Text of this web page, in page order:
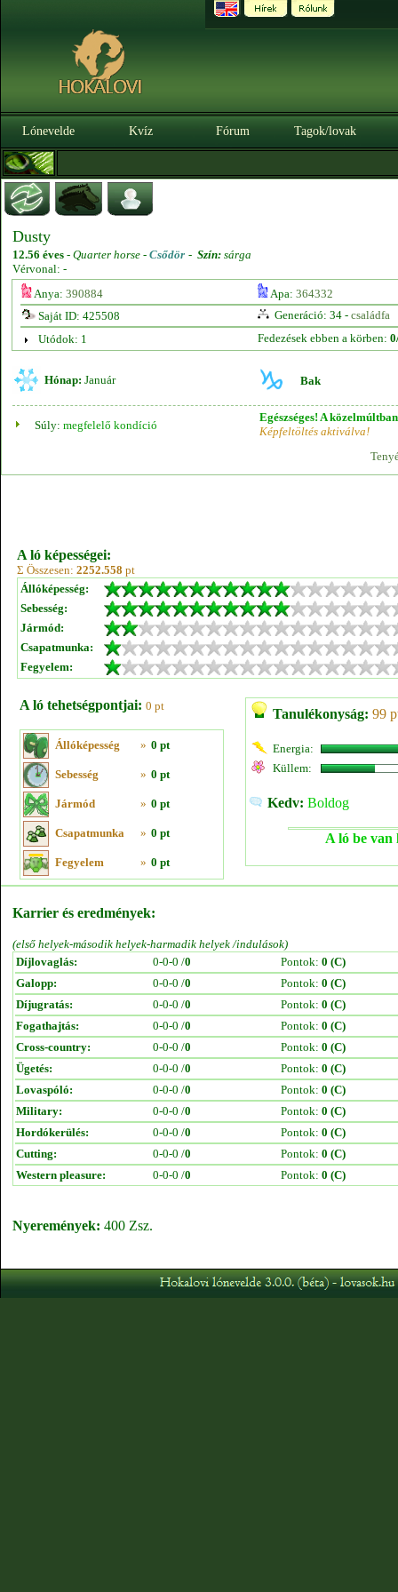
Lónevelde Kvíz Fórum Tagok/lovak
Dusty
12.56 éves - Quarter horse - Csődör - Szín: sárga
Vérvonal: -
Anya: 390884 Apa: 364332
Saját ID: 425508
Generáció: 34 - családfa
Utódok: 1
Fedezések ebben a körben:
Hónap: Január Bak
Súly: megfelelő kondíció
Egészséges! A
Képfeltöltés aktiválva!
A ló képességei:
Σ Összesen: 2252.558 pt
Állóképesség:
Sebesség:
Jármód:
Csapatmunka:
Fegyelem:
A ló tehetségpontjai: 0 pt
Állóképesség » 0 pt
Sebesség » 0 pt
Jármód » 0 pt
Csapatmunka » 0 pt
Fegyelem » 0 pt
Tanulékonyság: 99
Energia:
Küllem:
Kedv: Boldog
A ló be van
Karrier és eredmények:
(első helyek-második helyek-harmadik helyek /indulások)
Díjlovaglás:
0-0-0 /0 Pontok: 0 (C)
Galopp:
0-0-0 /0 Pontok: 0 (C)
Díjugratás:
0-0-0 /0 Pontok: 0 (C)
Fogathajtás:
0-0-0 /0 Pontok: 0 (C)
Cross-country:
0-0-0 /0 Pontok: 0 (C)
Ügetés:
0-0-0 /0 Pontok: 0 (C)
Lovaspóló:
0-0-0 /0 Pontok: 0 (C)
Military:
0-0-0 /0 Pontok: 0 (C)
Hordókerülés:
0-0-0 /0 Pontok: 0 (C)
Cutting:
0-0-0 /0 Pontok: 0 (C)
Western pleasure:
0-0-0 /0 Pontok: 0 (C)
Nyeremények: 400 Zsz.